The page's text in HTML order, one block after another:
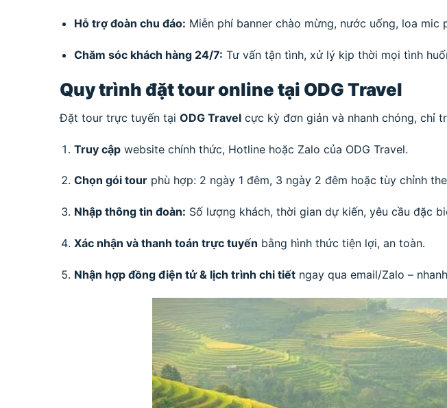
Hỗ trợ đoàn chu đáo: Miễn phí banner chào mừng, nước uống, loa mic
Chăm sóc khách hàng 24/7: Tư vấn tận tình, xử lý kịp thời mọi tình
Quy trình đặt tour online tại ODG Travel
Đặt tour trực tuyến tại ODG Travel cực kỳ đơn giản và nhanh chóng, chỉ
Truy cậpwebsite chính thức, Hotline hoặc Zalo của ODG Travel.
Chọn gói tourphù hợp: 2 ngày 1 đêm, 3 ngày 2 đêm hoặc tùy chỉnh
Nhập thông tin đoàn: Số lượng khách, thời gian dự kiến, yêu cầu đặc
Xác nhận và thanh toán trực tuyến bằng hình thức tiện lợi, an toàn.
Nhận hợp đồng điện tử & lịch trình chi tiếtngay qua email/Zalo –